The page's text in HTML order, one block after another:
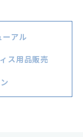
アル
ス用品販売